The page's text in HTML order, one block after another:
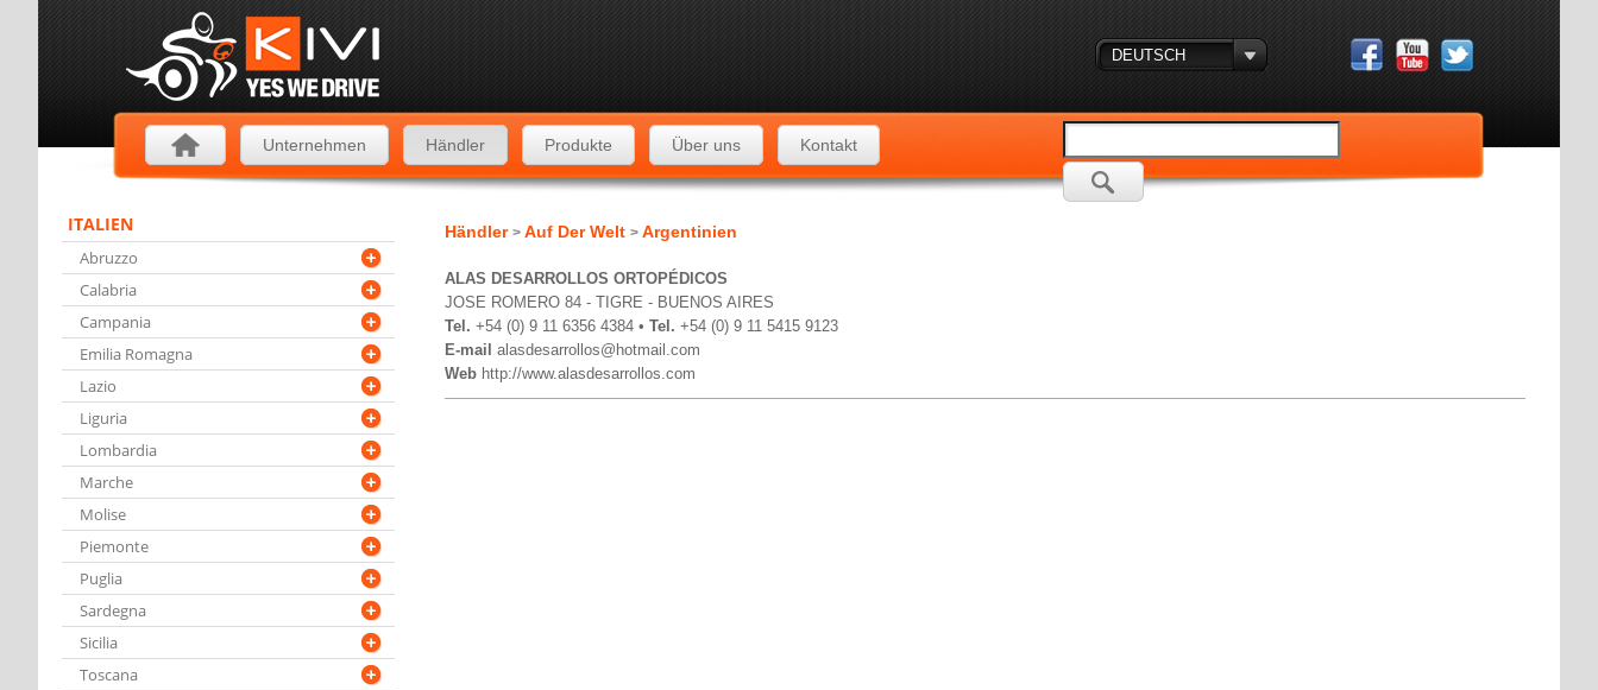
Unternehmen Händler Produkte Über uns Kontakt
ITALIEN
Abruzzo
Calabria
Campania
Emilia Romagna
Lazio
Liguria
Lombardia
Marche
Molise
Piemonte
Puglia
Sardegna
Sicilia
Toscana
Händler > Auf Der Welt > Argentinien
ALAS DESARROLLOS ORTOPÉDICOS
JOSE ROMERO 84 - TIGRE - BUENOS AIRES
Tel. +54 (0) 9 11 6356 4384 • Tel. +54 (0) 9 11 5415 9123
E-mail alasdesarrollos@hotmail.com
Web http://www.alasdesarrollos.com